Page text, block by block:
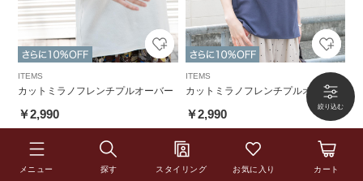
メニュー 探す スタイリング お気に入り カート
ITEMS
カットミラノフレンチプルオーバー
￥2,990
ITEMS
カットミラノフレンチプルオーバー
￥2,990